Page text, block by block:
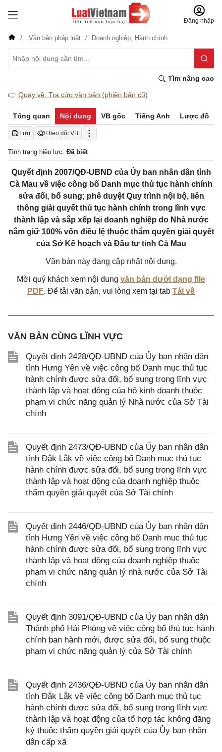
Đăng nhập
Văn bản pháp luật Doanh nghiệp, Hành chính
Tìm nâng cao
👉 Quay về: Tra cứu văn bản (phiên bản cũ)
Tổng quan Nội dung VB gốc Tiếng Anh Lược đồ
Lưu Theo dõi VB
Tình trạng hiệu lực: Đã biết
Quyết định 2007/QĐ-UBND của Ủy ban nhân dân tỉnh
Cà Mau về việc công bố Danh mục thủ tục hành chính
sửa đổi, bổ sung; phê duyệt Quy trình nội bộ, liên
thông giải quyết thủ tục hành chính trong lĩnh vực
thành lập và sắp xếp lại doanh nghiệp do Nhà nước
nắm giữ 100% vốn điều lệ thuộc thẩm quyền giải quyết
của Sở Kế hoạch và Đầu tư tỉnh Cà Mau
Văn bản này đang cập nhật nội dung.
Mời quý khách xem nội dung văn bản dưới dạng file
PDF. Để tải văn bản, vui lòng xem tại tab Tải về
VĂN BẢN CÙNG LĨNH VỰC
Quyết định 2428/QĐ-UBND của Ủy ban nhân dân
tỉnh Hưng Yên về việc công bố Danh mục thủ tục
hành chính được sửa đổi, bổ sung trong lĩnh vực
thành lập và hoạt động của hộ kinh doanh thuộc
phạm vi chức năng quản lý Nhà nước của Sở Tài
chính
Quyết định 2473/QĐ-UBND của Ủy ban nhân dân
tỉnh Đắk Lắk về việc công bố Danh mục thủ tục
hành chính được sửa đổi, bổ sung trong lĩnh vực
thành lập và hoạt động của doanh nghiệp thuộc
thẩm quyền giải quyết của Sở Tài chính
Quyết định 2446/QĐ-UBND của Ủy ban nhân dân
tỉnh Hưng Yên về việc công bố Danh mục thủ tục
hành chính được sửa đổi, bổ sung trong lĩnh vực
thành lập và hoạt động của doanh nghiệp thuộc
phạm vi chức năng quản lý nhà nước của Sở Tài
chính
Quyết định 3091/QĐ-UBND của Ủy ban nhân dân
Thành phố Hải Phòng về việc công bố thủ tục hành
chính ban hành mới, được sửa đổi, bổ sung thuộc
phạm vi chức năng quản lý của Sở Tài chính
Quyết định 2436/QĐ-UBND của Ủy ban nhân dân
tỉnh Đắk Lắk về việc công bố Danh mục thủ tục
hành chính được sửa đổi, bổ sung trong lĩnh vực
thành lập và hoạt động của tổ hợp tác không đăng
ký thuộc thẩm quyền giải quyết của Ủy ban nhân
dân cấp xã